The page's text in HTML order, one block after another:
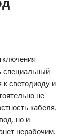
специальный
светодиоду и
не
кабеля,
но и
нерабочим.